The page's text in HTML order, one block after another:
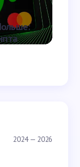
2024 — 2026